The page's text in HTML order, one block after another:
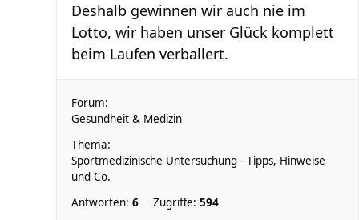
Deshalb gewinnen wir auch nie im
Lotto, wir haben unser Glück komplett
beim Laufen verballert.
Forum:
Gesundheit & Medizin
Thema:
Sportmedizinische Untersuchung - Tipps, Hinweise
und Co.
Antworten: 6 Zugriffe: 594